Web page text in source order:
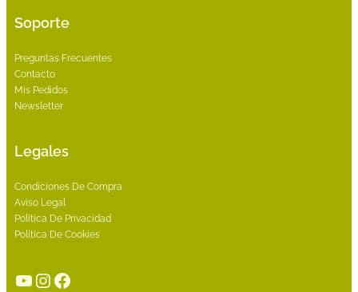
Soporte
Preguntas Frecuentes
Contacto
Mis Pedidos
Newsletter
Legales
Condiciones De Compra
Aviso Legal
Política De Privacidad
Política De Cookies
YouTube
Instagram
Facebook